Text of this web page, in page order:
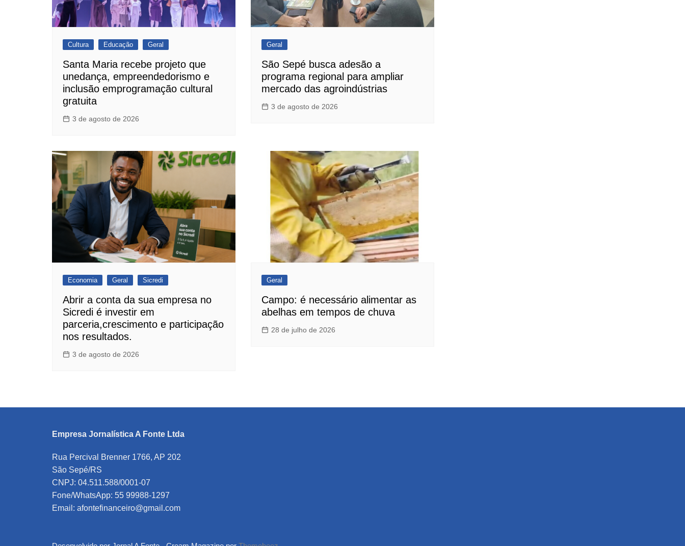
Cultura Educação Geral
Santa Maria recebe projeto que
unedança, empreendedorismo e
inclusão emprogramação cultural
gratuita
3 de agosto de 2026
Geral
São Sepé busca adesão a
programa regional para ampliar
mercado das agroindústrias
3 de agosto de 2026
Economia Geral Sicredi
Abrir a conta da sua empresa no
Sicredi é investir em
parceria,crescimento e participação
nos resultados.
3 de agosto de 2026
Geral
Campo: é necessário alimentar as
abelhas em tempos de chuva
28 de julho de 2026
Empresa Jornalística A Fonte Ltda
Rua Percival Brenner 1766, AP 202
São Sepé/RS
CNPJ: 04.511.588/0001-07
Fone/WhatsApp: 55 99988-1297
Email: afontefinanceiro@gmail.com